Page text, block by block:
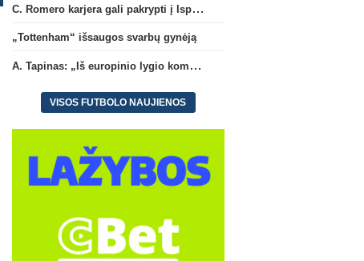
„Tottenham“ išsaugos svarbų
gynėją
C. Romero karjera gali pakrypti į Ispaniją
„Tottenham“ išsaugos svarbų gynėją
A. Tapinas: „Iš europinio lygio komandos gavom gerų pamokų“
VISOS FUTBOLO NAUJIENOS